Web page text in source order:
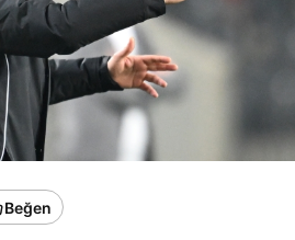
Beğen